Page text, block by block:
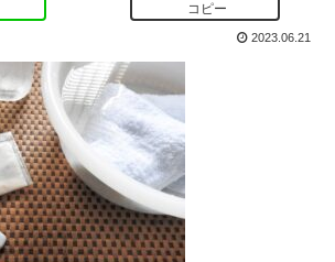
コピー
2023.06.21